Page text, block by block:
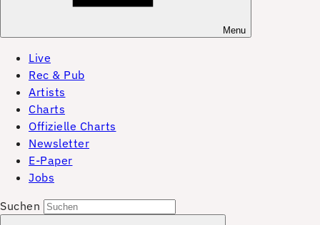
Menu
Live
Rec & Pub
Artists
Charts
Offizielle Charts
Newsletter
E-Paper
Jobs
Suchen